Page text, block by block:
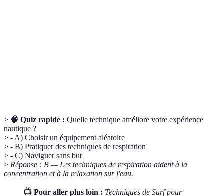
> 🧠 Quiz rapide : Quelle technique améliore votre expérience
nautique ?
> - A) Choisir un équipement aléatoire
> - B) Pratiquer des techniques de respiration
> - C) Naviguer sans but
> Réponse : B — Les techniques de respiration aident à la
concentration et à la relaxation sur l'eau.
📺 Pour aller plus loin : Techniques de Surf pour